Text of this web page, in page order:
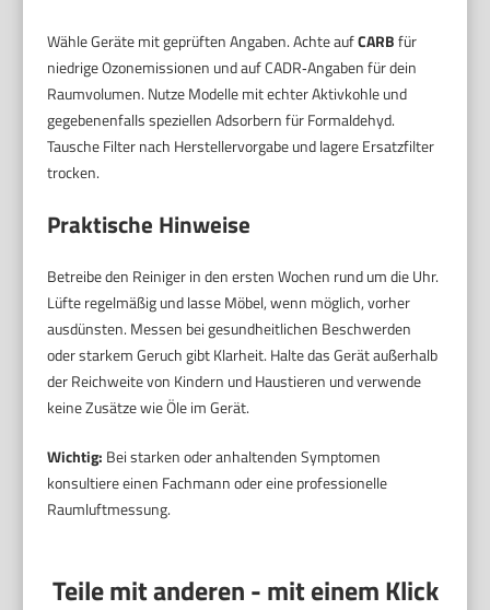
Wähle Geräte mit geprüften Angaben. Achte aufCARBfür
niedrige Ozonemissionen und auf CADR‑Angaben für dein
Raumvolumen. Nutze Modelle mit echter Aktivkohle und
gegebenenfalls speziellen Adsorbern für Formaldehyd.
Tausche Filter nach Herstellervorgabe und lagere Ersatzfilter
trocken.
Praktische Hinweise
Betreibe den Reiniger in den ersten Wochen rund um die Uhr.
Lüfte regelmäßig und lasse Möbel, wenn möglich, vorher
ausdünsten. Messen bei gesundheitlichen Beschwerden
oder starkem Geruch gibt Klarheit. Halte das Gerät außerhalb
der Reichweite von Kindern und Haustieren und verwende
keine Zusätze wie Öle im Gerät.
Wichtig: Bei starken oder anhaltenden Symptomen
konsultiere einen Fachmann oder eine professionelle
Raumluftmessung.